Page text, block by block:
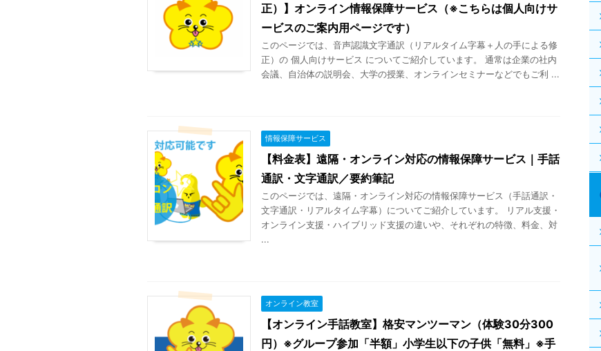
正）】オンライン情報保障サービス（※こちらは個人向けサ
ービスのご案内用ページです）
このページでは、音声認識文字通訳（リアルタイム字幕＋人の手による修
正）の 個人向けサービス についてご紹介しています。 通常は企業の社内
会議、自治体の説明会、大学の授業、オンラインセミナーなどでもご利 ...
情報保障サービス
【料金表】遠隔・オンライン対応の情報保障サービス｜手話
通訳・文字通訳／要約筆記
このページでは、遠隔・オンライン対応の情報保障サービス（手話通訳・
文字通訳・リアルタイム字幕）についてご紹介しています。 リアル支援・
オンライン支援・ハイブリッド支援の違いや、それぞれの特徴、料金、対
...
オンライン教室
【オンライン手話教室】格安マンツーマン（体験30分300
円）※グループ参加「半額」小学生以下の子供「無料」※手